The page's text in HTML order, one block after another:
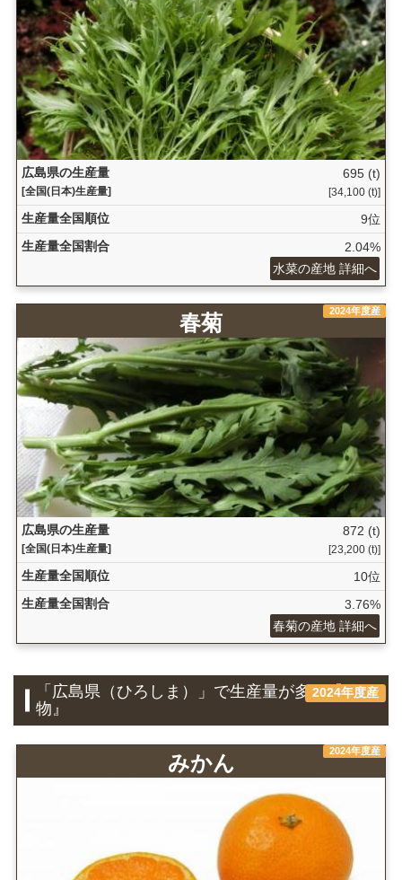
広島県の生産量
[全国(日本)生産量]
695 (t)
[34,100 (t)]
生産量全国順位
9位
生産量全国割合
2.04%
水菜の産地 詳細へ
2024年度産
春菊
広島県の生産量
[全国(日本)生産量]
872 (t)
[23,200 (t)]
生産量全国順位
10位
生産量全国割合
3.76%
春菊の産地 詳細へ
2024年度産
「広島県（ひろしま）」で生産量が多い『果
物』
2024年度産
みかん